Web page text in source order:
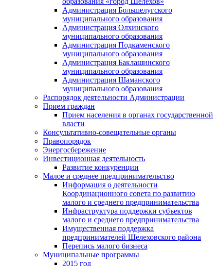
Администрация Большелугского
муниципального образования
Администрация Олхинского
муниципального образования
Администрация Подкаменского
муниципального образования
Администрация Баклашинского
муниципального образования
Администрация Шаманского
муниципального образования
Распорядок деятельности Администрации
Прием граждан
Прием населения в органах государственной
власти
Консультативно-совещательные органы
Правопорядок
Энергосбережение
Инвестиционная деятельность
Развитие конкуренции
Малое и среднее предпринимательство
Информация о деятельности
Координационного совета по развитию
малого и среднего предпринимательства
Инфраструктура поддержки субъектов
малого и среднего предпринимательства
Имущественная поддержка
предпринимателей Шелеховского района
Перепись малого бизнеса
Муниципальные программы
2015 год